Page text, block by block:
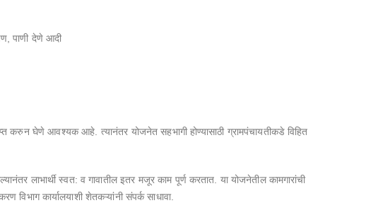
पाणी देणे आदी
करुन घेणे आवश्यक आहे. त्यानंतर योजनेत सहभागी होण्यासाठी ग्रामपंचायतीकडे विहित
लाभार्थी स्वत: व गावातील इतर मजूर काम पूर्ण करतात. या योजनेतील कामगारांची
विभाग कार्यालयाशी शेतकऱ्यांनी संपर्क साधावा.